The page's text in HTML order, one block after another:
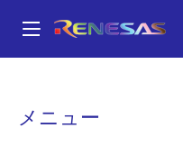
ン
メニュー
パ
車
車載パワー